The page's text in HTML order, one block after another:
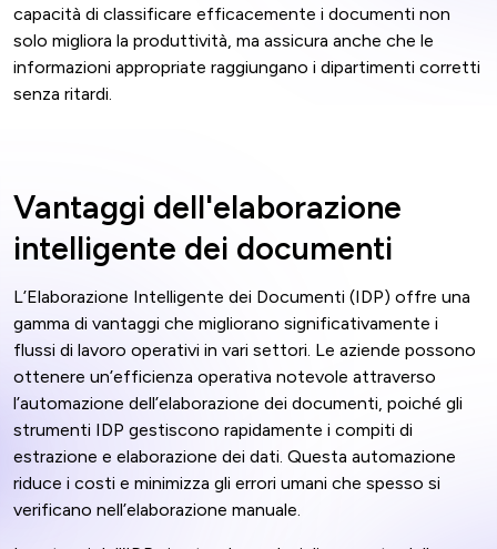
capacità di classificare efficacemente i documenti non
solo migliora la produttività, ma assicura anche che le
informazioni appropriate raggiungano i dipartimenti corretti
senza ritardi.
Vantaggi dell'elaborazione
intelligente dei documenti
L’Elaborazione Intelligente dei Documenti (IDP) offre una
gamma di vantaggi che migliorano significativamente i
flussi di lavoro operativi in vari settori. Le aziende possono
ottenere un’efficienza operativa notevole attraverso
l’automazione dell’elaborazione dei documenti, poiché gli
strumenti IDP gestiscono rapidamente i compiti di
estrazione e elaborazione dei dati. Questa automazione
riduce i costi e minimizza gli errori umani che spesso si
verificano nell’elaborazione manuale.